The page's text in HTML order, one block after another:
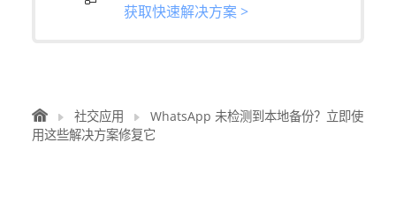
获取快速解决方案 >
社交应用
WhatsApp 未检测到本地备份？立即使
用这些解决方案修复它